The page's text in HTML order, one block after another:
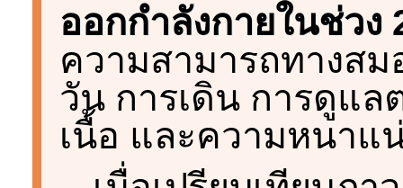
ออกกำลังกายในช่วง
ความสามารถทางสม
วัน การเดิน การดูแ
เนื้อ และความหนาแ